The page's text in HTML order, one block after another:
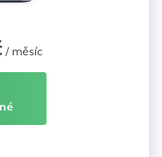
/ měsíc